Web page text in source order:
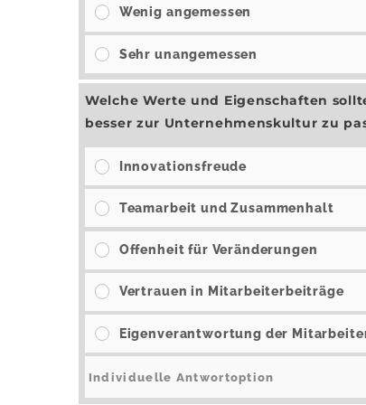
Wenig angemessen
Sehr unangemessen
Welche Werte und Eigenschaften
besser zur Unternehmenskultur zu
Innovationsfreude
Teamarbeit und Zusammenhalt
Offenheit für Veränderungen
Vertrauen in Mitarbeiterbeiträge
Eigenverantwortung der